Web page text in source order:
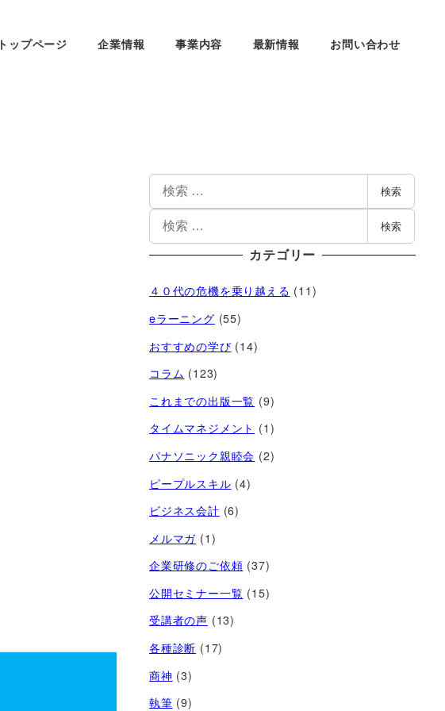
トップページ 企業情報 事業内容 最新情報 お問い合わせ
検索
検索
カテゴリー
４０代の危機を乗り越える (11)
eラーニング (55)
おすすめの学び (14)
コラム (123)
これまでの出版一覧 (9)
タイムマネジメント (1)
パナソニック親睦会 (2)
ピープルスキル (4)
ビジネス会計 (6)
メルマガ (1)
企業研修のご依頼 (37)
公開セミナー一覧 (15)
受講者の声 (13)
各種診断 (17)
商神 (3)
執筆 (9)